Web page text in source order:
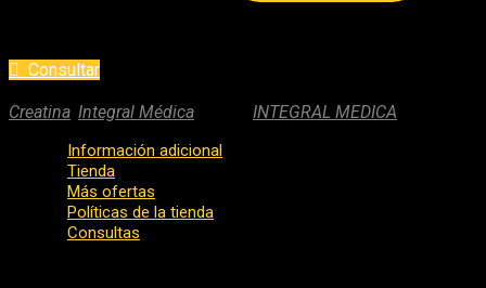
Consultar
Creatina Integral Médica INTEGRAL MEDICA
Información adicional
Tienda
Más ofertas
Políticas de la tienda
Consultas